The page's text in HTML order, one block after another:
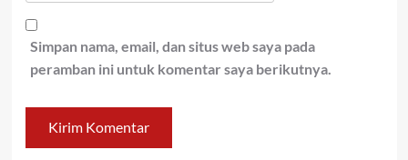
Simpan nama, email, dan situs web saya pada
peramban ini untuk komentar saya berikutnya.